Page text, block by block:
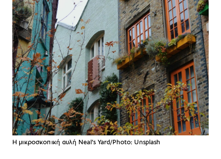
Η μικροσκοπική αυλή Neal’s Yard/Photo: Unsplash